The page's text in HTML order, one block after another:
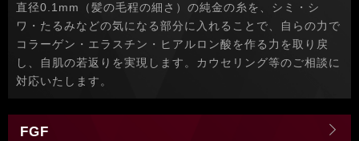
直径0.1mm（髪の毛程の細さ）の純金の糸を、シミ・シ
ワ・たるみなどの気になる部分に入れることで、自らの力で
コラーゲン・エラスチン・ヒアルロン酸を作る力を取り戻
し、自肌の若返りを実現します。カウセリング等のご相談に
対応いたします。
FGF